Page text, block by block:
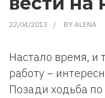
22/04/2013 BY ALENA
Настало время, и
работу –
Позади ходьба по